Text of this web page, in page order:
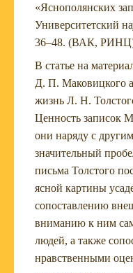
«Яснополянских
Университетский
36–48. (ВАК,
В статье на
Д. П. Маковицкого
жизнь Л. Н.
Ценность записок
они наряду с
значительный
письма Толстого
ясной картины
сопоставлению
вниманию к ним
людей, а также
нравственными